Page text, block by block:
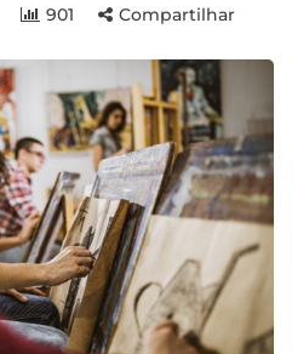
901 Compartilhar